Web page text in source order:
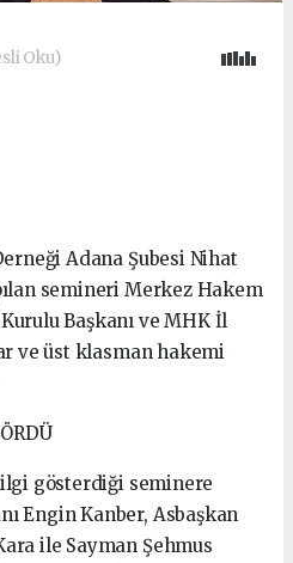
Oku)
Adana Şubesi Nihat
semineri Merkez Hakem
Başkanı ve MHK İl
ve üst klasman hakemi
ilgi gösterdiği seminere
Engin Kanber, Asbaşkan
ile Sayman Şehmus